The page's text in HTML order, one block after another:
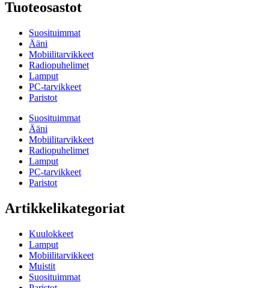
Tuoteosastot
Suosituimmat
Ääni
Mobiilitarvikkeet
Radiopuhelimet
Lamput
PC-tarvikkeet
Paristot
Suosituimmat
Ääni
Mobiilitarvikkeet
Radiopuhelimet
Lamput
PC-tarvikkeet
Paristot
Artikkelikategoriat
Kuulokkeet
Lamput
Mobiilitarvikkeet
Muistit
Suosituimmat